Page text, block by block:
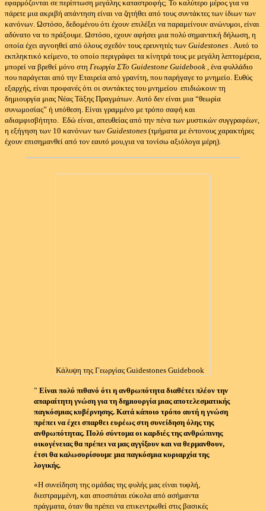
εφαρμόζονται σε περίπτωση μεγάλης καταστροφής; Το καλύτερο μέρος για να
πάρετε μια ακριβή απάντηση είναι να ζητήθει από τους συντάκτες των ίδιων των
κανόνων. Ωστόσο, δεδομένου ότι έχουν επιλέξει να παραμείνουν ανώνυμοι, είναι
αδύνατο να το πράξουμε. Ωστόσο, εχουν αφήσει μια πολύ σημαντική δήλωση, η
οποία έχει αγνοηθεί από όλους σχεδόν τους ερευνητές των Guidestones . Αυτό το
εκπληκτικό κείμενο, το οποίο περιγράφει τα κίνητρά τους με μεγάλη λεπτομέρεια,
μπορεί να βρεθεί μόνο στη Γεωργία ΣΤο Guidestone Guidebook , ένα φυλλάδιο
που παράγεται από την Εταιρεία από γρανίτη, που παρήγαγε το μνημείο. Ευθύς
εξαρχής, είναι προφανές ότι οι συντάκτες του μνημείου επιδιώκουν τη
δημιουργία μιας Νέας Τάξης Πραγμάτων. Αυτό δεν είναι μια “θεωρία
συνωμοσίας” ή υπόθεση. Είναι γραμμένο με τρόπο σαφή και
αδιαμφισβήτητο. Εδώ είναι, απευθείας από την πένα των μυστικών συγγραφέων,
η εξήγηση των 10 κανόνων των Guidestones (τμήματα με έντονους χαρακτήρες
έχουν επισημανθεί από τον εαυτό μου,για να τονίσω αξιόλογα μέρη).
Κάλυψη της Γεωργίας Guidestones Guidebook
” Είναι πολύ πιθανό ότι η ανθρωπότητα διαθέτει πλέον την
απαραίτητη γνώση για τη δημιουργία μιας αποτελεσματικής
παγκόσμιας κυβέρνησης. Κατά κάποιο τρόπο αυτή η γνώση
πρέπει να έχει σπαρθει ευρέως στη συνείδηση όλης της
ανθρωπότητας. Πολύ σύντομα οι καρδιές της ανθρώπινης
οικογένειας θα πρέπει να μας αγγίξουν και να θερμανθουν,
έτσι θα καλωσορίσουμε μια παγκόσμια κυριαρχία της
λογικής.
«Η συνείδηση της ομάδας της φυλής μας είναι τυφλή,
διεστραμμένη, και αποσπάται εύκολα από ασήμαντα
πράγματα, όταν θα πρέπει να επικεντρωθεί στις βασικές